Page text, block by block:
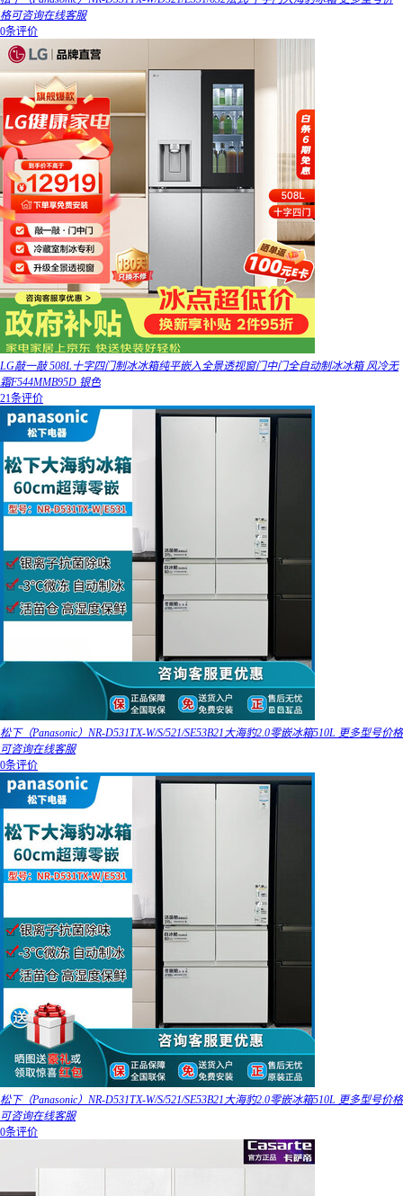
格可咨询在线客服
0条评价
LG敲一敲 508L十字四门制冰冰箱纯平嵌入全景透视窗门中门全自动制冰冰箱 风冷无
霜F544MMB95D 银色
21条评价
松下（Panasonic）NR-D531TX-W/S/521/SE53B21大海豹2.0零嵌冰箱510L 更多型号价格
可咨询在线客服
0条评价
松下（Panasonic）NR-D531TX-W/S/521/SE53B21大海豹2.0零嵌冰箱510L 更多型号价格
可咨询在线客服
0条评价